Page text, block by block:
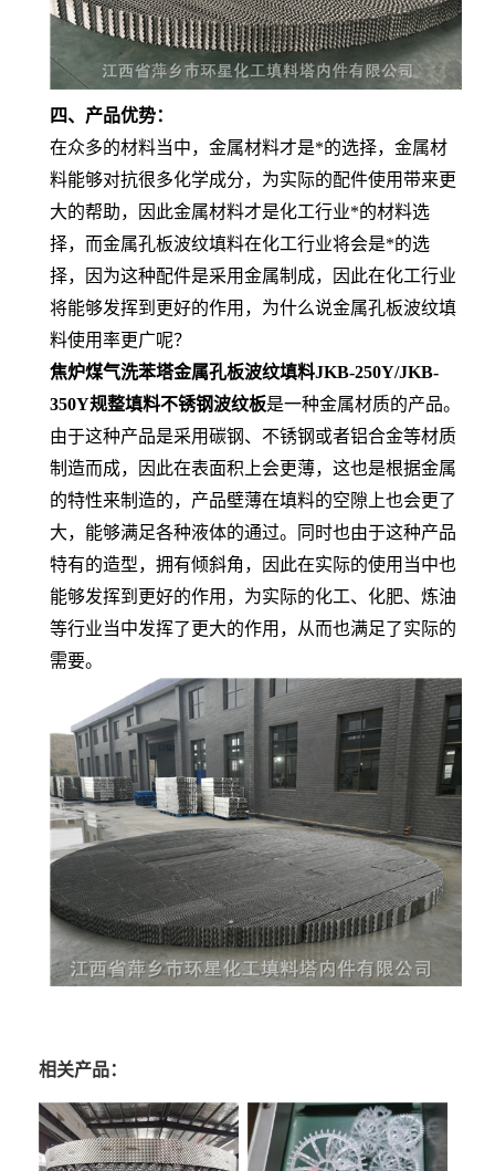
四、产品优势：
在众多的材料当中，金属材料才是*的选择，金属材
料能够对抗很多化学成分，为实际的配件使用带来更
大的帮助，因此金属材料才是化工行业*的材料选
择，而金属孔板波纹填料在化工行业将会是*的选
择，因为这种配件是采用金属制成，因此在化工行业
将能够发挥到更好的作用，为什么说金属孔板波纹填
料使用率更广呢？
焦炉煤气洗苯塔金属孔板波纹填料JKB-250Y/JKB-
350Y规整填料不锈钢波纹板是一种金属材质的产品。
由于这种产品是采用碳钢、不锈钢或者铝合金等材质
制造而成，因此在表面积上会更薄，这也是根据金属
的特性来制造的，产品壁薄在填料的空隙上也会更了
大，能够满足各种液体的通过。同时也由于这种产品
特有的造型，拥有倾斜角，因此在实际的使用当中也
能够发挥到更好的作用，为实际的化工、化肥、炼油
等行业当中发挥了更大的作用，从而也满足了实际的
需要。
相关产品：